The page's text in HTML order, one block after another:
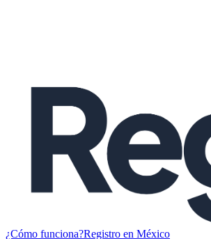
¿Cómo funciona?Registro en México